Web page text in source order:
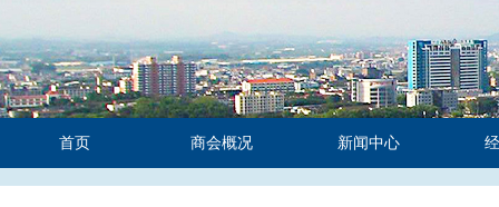
首页 商会概况 新闻中心